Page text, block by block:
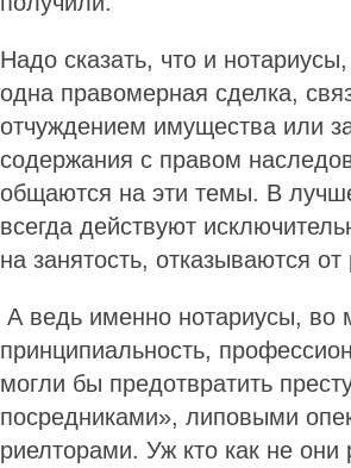
Надо сказать, что и
одна правомерная сделка,
отчуждением имущества или
содержания с правом
общаются на эти темы. В
всегда действуют
на занятость, отказываются
А ведь именно нотариусы, во
принципиальность,
могли бы предотвратить
посредниками», липовыми
риелторами. Уж кто как не